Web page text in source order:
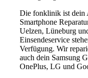
Die fonklinik ist dein
Smartphone
Uelzen, Lüneburg
Einsendeservice
Verfügung. Wir
auch dein Samsung
OnePlus, LG und